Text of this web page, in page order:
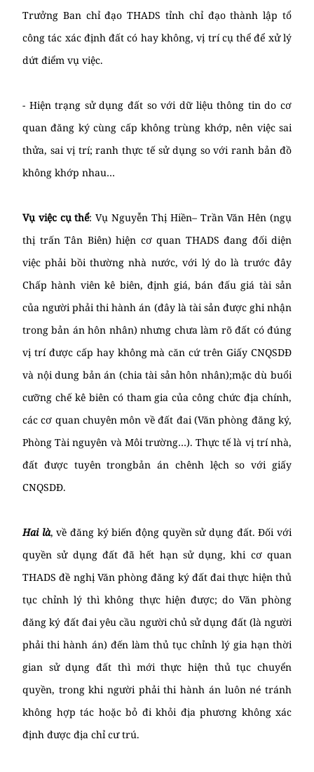
Trưởng Ban chỉ đạo THADS tỉnh chỉ đạo thành lập tổ
công tác xác định đất có hay không, vị trí cụ thể để xử lý
dứt điểm vụ việc.
- Hiện trạng sử dụng đất so với dữ liệu thông tin do cơ
quan đăng ký cùng cấp không trùng khớp, nên việc sai
thửa, sai vị trí; ranh thực tế sử dụng so với ranh bản đồ
không khớp nhau…
Vụ việc cụ thể: Vụ Nguyễn Thị Hiền– Trần Văn Hên (ngụ
thị trấn Tân Biên) hiện cơ quan THADS đang đối diện
việc phải bồi thường nhà nước, với lý do là trước đây
Chấp hành viên kê biên, định giá, bán đấu giá tài sản
của người phải thi hành án (đây là tài sản được ghi nhận
trong bản án hôn nhân) nhưng chưa làm rõ đất có đúng
vị trí được cấp hay không mà căn cứ trên Giấy CNQSDĐ
và nội dung bản án (chia tài sản hôn nhân);mặc dù buổi
cưỡng chế kê biên có tham gia của công chức địa chính,
các cơ quan chuyên môn về đất đai (Văn phòng đăng ký,
Phòng Tài nguyên và Môi trường…). Thực tế là vị trí nhà,
đất được tuyên trongbản án chênh lệch so với giấy
CNQSDĐ.
Hai là, về đăng ký biến động quyền sử dụng đất. Đối với
quyền sử dụng đất đã hết hạn sử dụng, khi cơ quan
THADS đề nghị Văn phòng đăng ký đất đai thực hiện thủ
tục chỉnh lý thì không thực hiện được; do Văn phòng
đăng ký đất đai yêu cầu người chủ sử dụng đất (là người
phải thi hành án) đến làm thủ tục chỉnh lý gia hạn thời
gian sử dụng đất thì mới thực hiện thủ tục chuyển
quyền, trong khi người phải thi hành án luôn né tránh
không hợp tác hoặc bỏ đi khỏi địa phương không xác
định được địa chỉ cư trú.